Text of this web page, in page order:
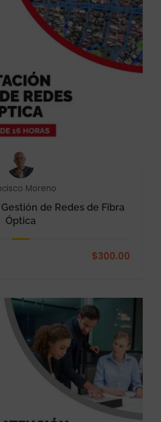
Moreno
de Redes de Fibra
Óptica
$300.00